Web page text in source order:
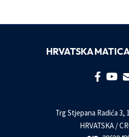
HRVATSKA
Trg Stjepana Radića 3,
HRVATSKA /